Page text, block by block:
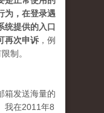
为，在登录遇
统提供的入口
再次申诉 ，例
制。
箱发送海量的
我在2011年8